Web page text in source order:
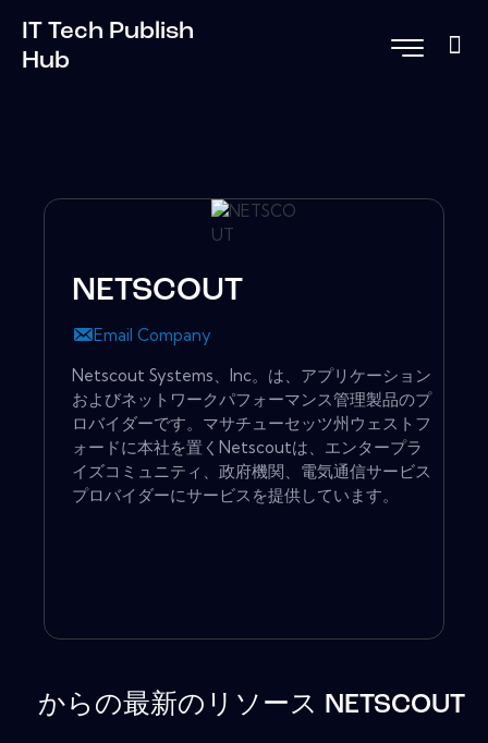
IT Tech Publish
Hub
NETSCOUT
Email Company
Netscout Systems、Inc。は、アプリケーション
およびネットワークパフォーマンス管理製品のプ
ロバイダーです。マサチューセッツ州ウェストフ
ォードに本社を置くNetscoutは、エンタープラ
イズコミュニティ、政府機関、電気通信サービス
プロバイダーにサービスを提供しています。
からの最新のリソース NETSCOUT